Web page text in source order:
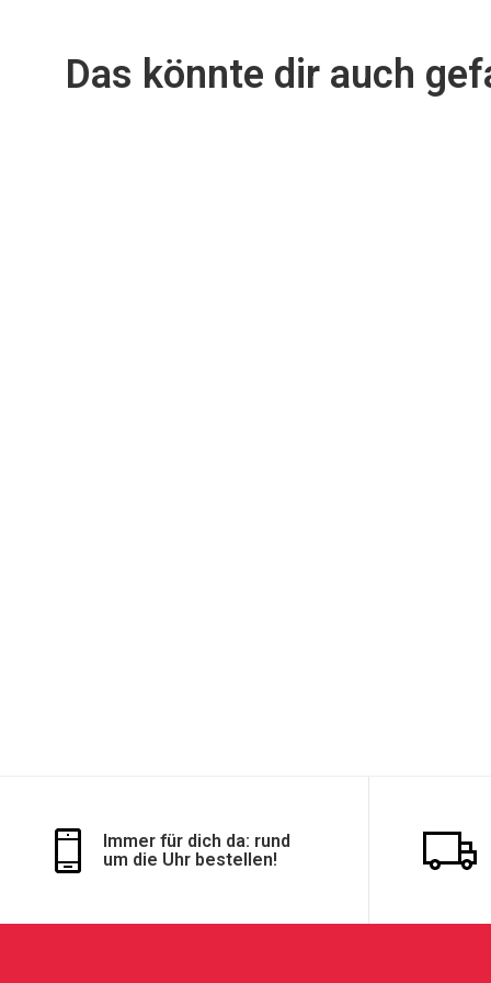
Das könnte dir auch
Immer für dich da: rund
um die Uhr bestellen!